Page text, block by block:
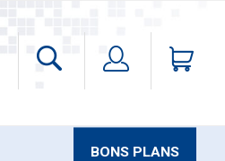
BONS PLANS